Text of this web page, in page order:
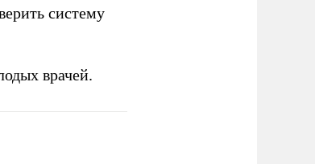
систему
врачей.